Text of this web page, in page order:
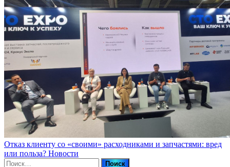
Отказ клиенту со «своими» расходниками и запчастями: вред
или польза? Новости
Найти: